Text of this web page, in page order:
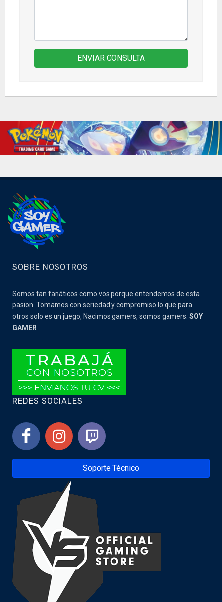
ENVIAR CONSULTA
SOBRE NOSOTROS
Somos tan fanáticos como vos porque entendemos de esta
pasion. Tomamos con seriedad y compromiso lo que para
otros solo es un juego, Nacimos gamers, somos gamers. SOY
GAMER
REDES SOCIALES
Soporte Técnico